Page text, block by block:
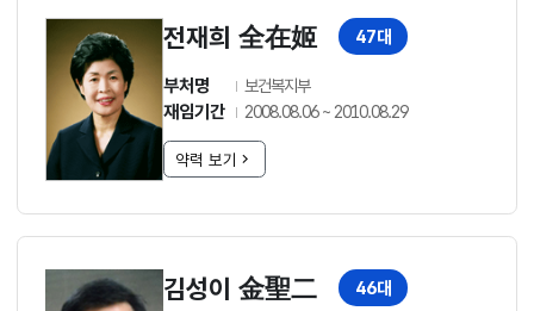
47대
전재희 全在姬
부처명 보건복지부
재임기간 2008.08.06 ~ 2010.08.29
약력 보기
46대
김성이 金聖二